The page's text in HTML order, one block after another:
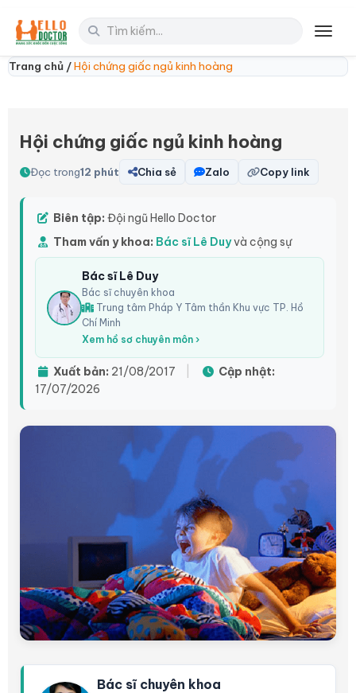
Trang chủ /Hội chứng giấc ngủ kinh hoàng
Hội chứng giấc ngủ kinh hoàng
Đọc trong12 phút Chia sẻ Zalo Copy link
Biên tập: Đội ngũ Hello Doctor
Tham vấn y khoa: Bác sĩ Lê Duyvà cộng sự
Bác sĩ Lê Duy
Bác sĩ chuyên khoa
Trung tâm Pháp Y Tâm thần Khu vực TP. Hồ
Chí Minh
Xem hồ sơ chuyên môn ›
Xuất bản: 21/08/2017
Cập nhật:
17/07/2026
Bác sĩ chuyên khoa